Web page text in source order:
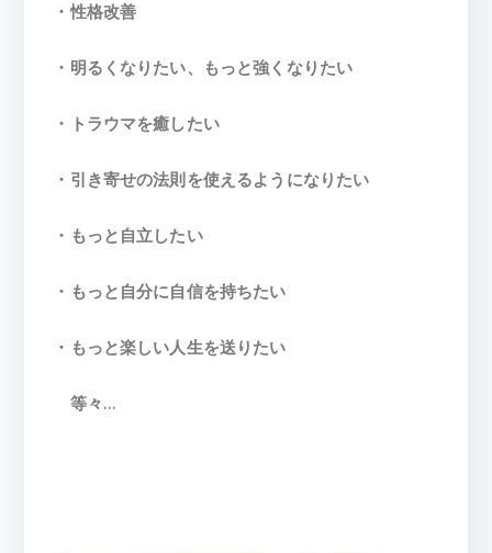
・性格改善
・明るくなりたい、もっと強くなりたい
・トラウマを癒したい
・引き寄せの法則を使えるようになりたい
・もっと自立したい
・もっと自分に自信を持ちたい
・もっと楽しい人生を送りたい
等々…